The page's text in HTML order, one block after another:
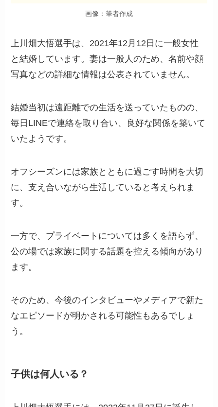
画像：筆者作成
上川畑大悟選手は、2021年12月12日に一般女性
と結婚しています。妻は一般人のため、名前や顔
写真などの詳細な情報は公表されていません。
結婚当初は遠距離での生活を送っていたものの、
毎日LINEで連絡を取り合い、良好な関係を築いて
いたようです。
オフシーズンには家族とともに過ごす時間を大切
に、支え合いながら生活していると考えられま
す。
一方で、プライベートについては多くを語らず、
公の場では家族に関する話題を控える傾向があり
ます。
そのため、今後のインタビューやメディアで新た
なエピソードが明かされる可能性もあるでしょ
う。
子供は何人いる？